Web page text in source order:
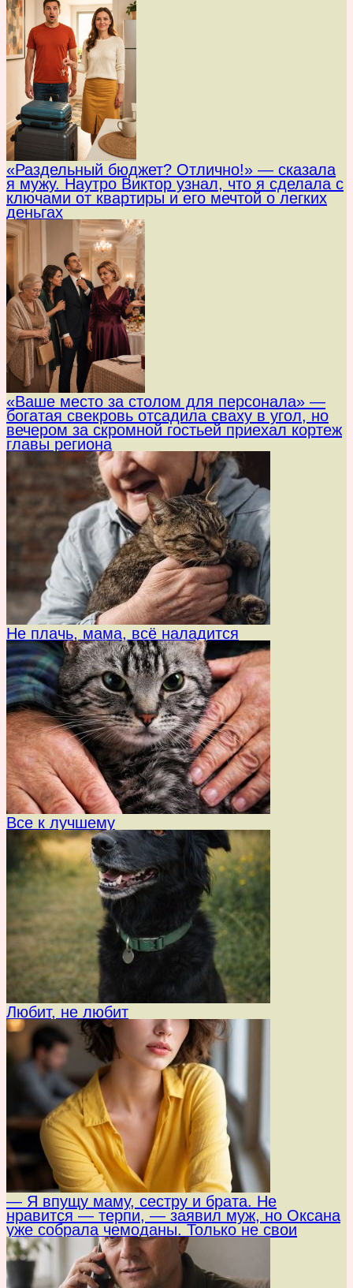
«Раздельный бюджет? Отлично!» — сказала
я мужу. Наутро Виктор узнал, что я сделала с
ключами от квартиры и его мечтой о легких
деньгах
«Ваше место за столом для персонала» —
богатая свекровь отсадила сваху в угол, но
вечером за скромной гостьей приехал кортеж
главы региона
Не плачь, мама, всё наладится
Все к лучшему
Любит, не любит
— Я впущу маму, сестру и брата. Не
нравится — терпи, — заявил муж, но Оксана
уже собрала чемоданы. Только не свои